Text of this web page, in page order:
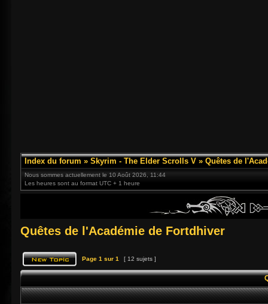
Index du forum » Skyrim - The Elder Scrolls V » Quêtes de
Nous sommes actuellement le 10 Août 2026, 11:44
Les heures sont au format UTC + 1 heure
Quêtes de l'Académie de Fortdhiver
Page 1 sur 1 [ 12 sujets ]